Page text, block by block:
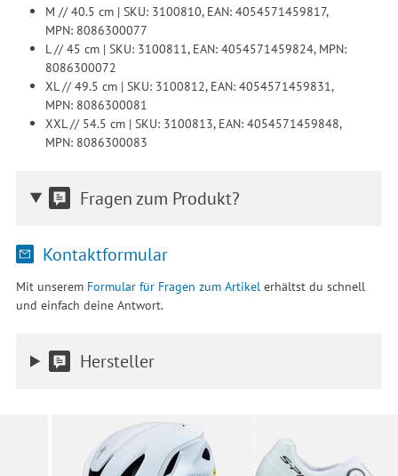
M // 40.5 cm | SKU: 3100810, EAN: 4054571459817,
MPN: 8086300077
L // 45 cm | SKU: 3100811, EAN: 4054571459824, MPN:
8086300072
XL // 49.5 cm | SKU: 3100812, EAN: 4054571459831,
MPN: 8086300081
XXL // 54.5 cm | SKU: 3100813, EAN: 4054571459848,
MPN: 8086300083
Fragen zum Produkt?
Kontaktformular
Mit unserem Formular für Fragen zum Artikelerhältst du schnell
und einfach deine Antwort.
Hersteller